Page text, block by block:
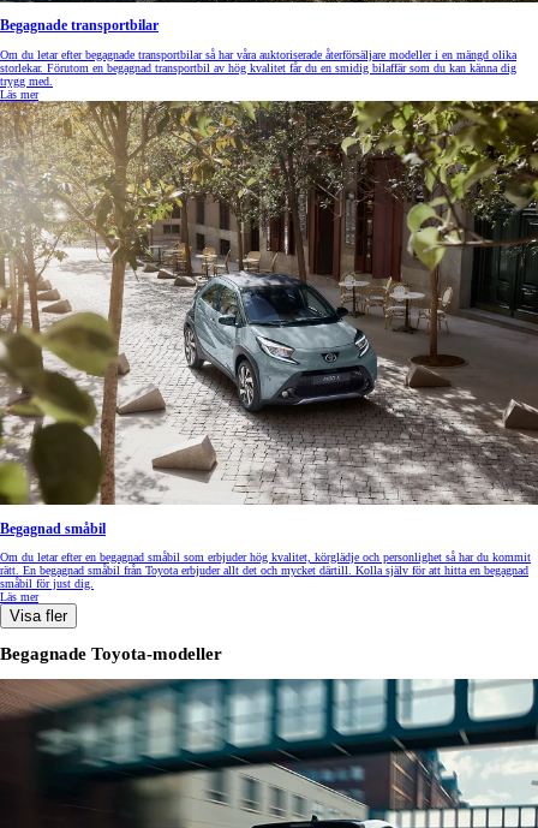
Begagnade transportbilar
Om du letar efter begagnade transportbilar så har våra auktoriserade återförsäljare modeller i en mängd olika
storlekar. Förutom en begagnad transportbil av hög kvalitet får du en smidig bilaffär som du kan känna dig
trygg med.
Läs mer
Begagnad småbil
Om du letar efter en begagnad småbil som erbjuder hög kvalitet, körglädje och personlighet så har du kommit
rätt. En begagnad småbil från Toyota erbjuder allt det och mycket därtill. Kolla själv för att hitta en begagnad
småbil för just dig.
Läs mer
Visa fler
Begagnade Toyota-modeller